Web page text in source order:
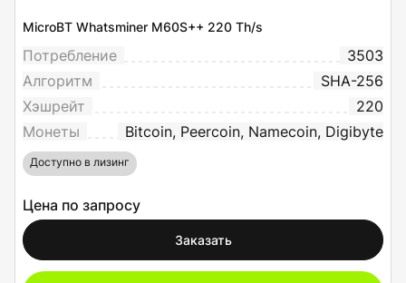
MicroBT Whatsminer M60S++ 220 Th/s
Потребление
3503
Алгоритм
SHA-256
Хэшрейт
220
Монеты
Bitcoin, Peercoin, Namecoin, Digibyte
Доступно в лизинг
Цена по запросу
Заказать